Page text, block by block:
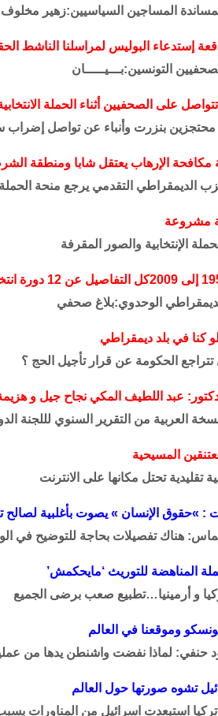
لمساندة المساجين السياسيين:زهير
إستدعاء البوليس لمراسلنا الناشط
التونسين:بـــيـــــان
على الصحفيين أثناء الحملة
محتجزين بنزرت وأنباء عن تواصل إضراب
الإرهاب يعتقل شابا ومنطقة
الديمقراطي التقدمي يرجع منحة الحملة
مشروعة
الإنتخابية والصور المقرفة
الوحدوي:بلاغ صحفي
كنا في بلد ديمقراطي
الحكومة عن قرار تأجيل الحج ؟
عبد اللطيف المكي نجاح جيل و
العربية من التقرير السنوي لللجنة
المسيحية
تقليدية تحتل مكانها على الانترنت
: »حقوق الإنسان » يصوت بأغلبية لصالح
هناك تفصيلات بحاجة للتوضيح في
المناهضة للتوريث ‘مايحكمش’
و أرمينيا…تطبيع صعب برضى الجميع
وموقعنا في العالم
حنفي: لماذا نفضت واشنطن يدها من
تشوه صورتها حول العالم
استبعدت اسرائيل من المناورات